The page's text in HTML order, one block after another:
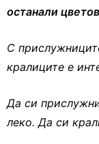
останали
С
кралиците е
Да си
леко. Да си